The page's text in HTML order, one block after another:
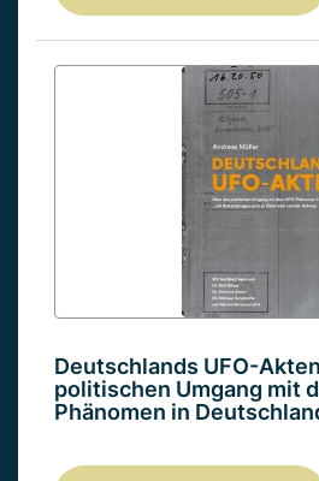
Deutschlands UFO-
politischen Umgang mit
Phänomen in